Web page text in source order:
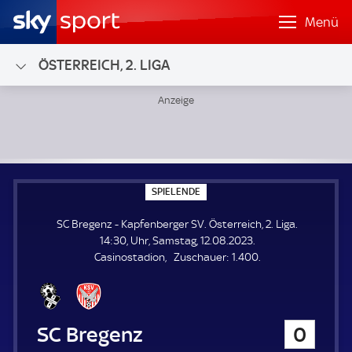
Menü
ÖSTERREICH, 2. LIGA
SPIELENDE
P
E
L
E
N
SC Bregenz - Kapfenberger SV. Österreich, 2. Liga.
14:30, Uhr, Samstag, 12.08.2023.
Casinostadion
Zuschauer: Z1.400.
SC Bregenz
0